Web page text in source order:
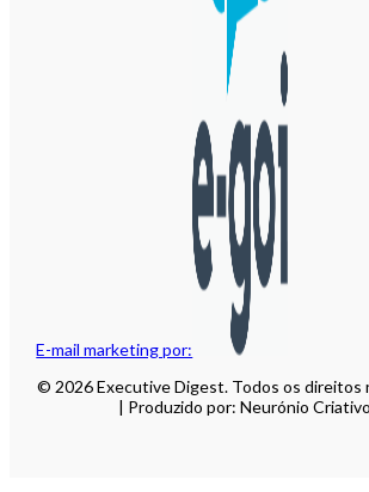
E-mail marketing por:
© 2026 Executive Digest. Todos os direitos
| Produzido por: Neurónio Criativo